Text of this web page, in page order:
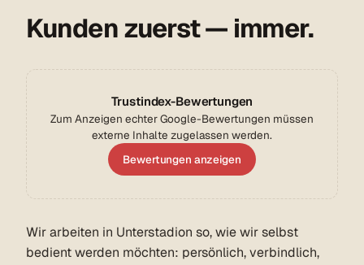
Kunden zuerst — immer.
Trustindex-Bewertungen
Zum Anzeigen echter Google-Bewertungen müssen
externe Inhalte zugelassen werden.
Bewertungen anzeigen
Wir arbeiten in Unterstadion so, wie wir selbst
bedient werden möchten: persönlich, verbindlich,